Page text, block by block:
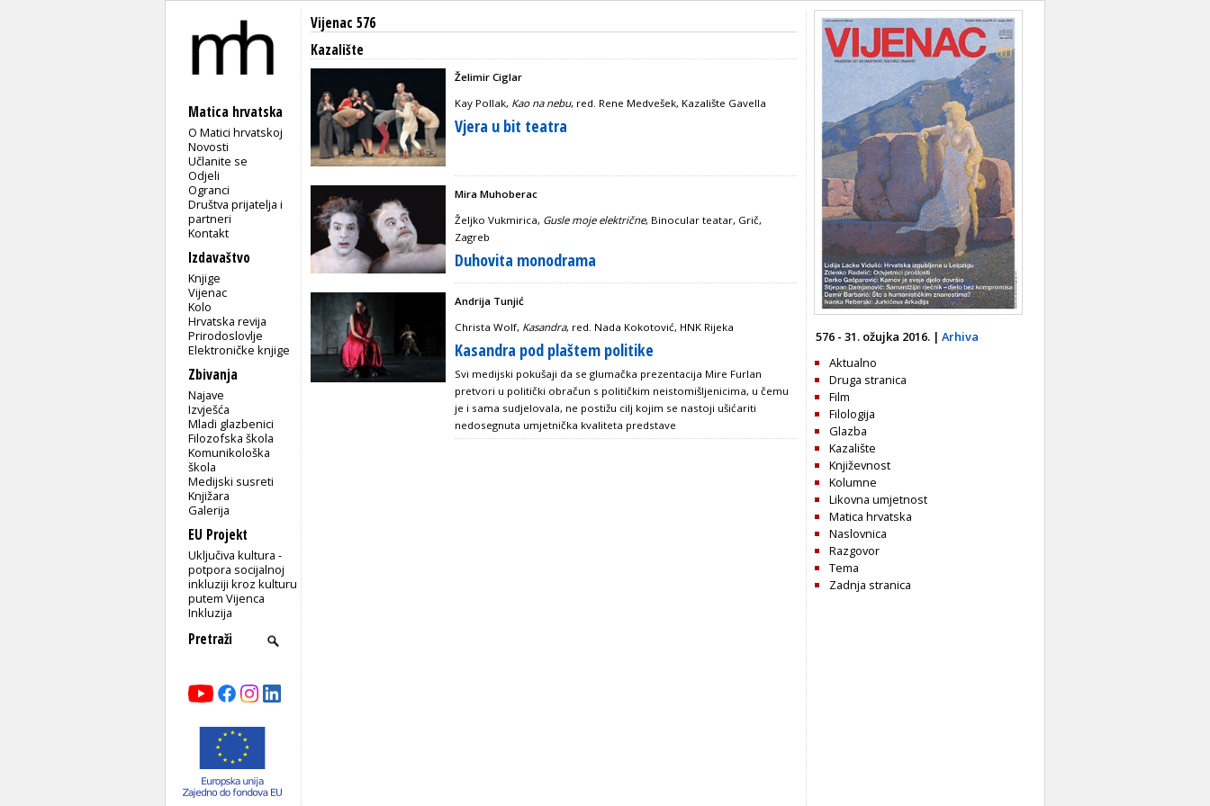
Matica hrvatska
O Matici hrvatskoj
Novosti
Učlanite se
Odjeli
Ogranci
Društva prijatelja i
partneri
Kontakt
Izdavaštvo
Knjige
Vijenac
Kolo
Hrvatska revija
Prirodoslovlje
Elektroničke knjige
Zbivanja
Najave
Izvješća
Mladi glazbenici
Filozofska škola
Komunikološka
škola
Medijski susreti
Knjižara
Galerija
EU Projekt
Uključiva kultura -
potpora socijalnoj
inkluziji kroz kulturu
putem Vijenca
Inkluzija
Vijenac 576
Kazalište
Želimir Ciglar
Kay Pollak, Kao na nebu, red. Rene Medvešek, Kazalište Gavella
Vjera u bit teatra
Mira Muhoberac
Željko Vukmirica, Gusle moje električne, Binocular teatar, Grič,
Zagreb
Duhovita monodrama
Andrija Tunjić
Christa Wolf, Kasandra, red. Nada Kokotović, HNK Rijeka
Kasandra pod plaštem politike
Svi medijski pokušaji da se glumačka prezentacija Mire Furlan
pretvori u politički obračun s političkim neistomišljenicima, u čemu
je i sama sudjelovala, ne postižu cilj kojim se nastoji ušićariti
nedosegnuta umjetnička kvaliteta predstave
576 - 31. ožujka 2016. | Arhiva
Aktualno
Druga stranica
Film
Filologija
Glazba
Kazalište
Književnost
Kolumne
Likovna umjetnost
Matica hrvatska
Naslovnica
Razgovor
Tema
Zadnja stranica